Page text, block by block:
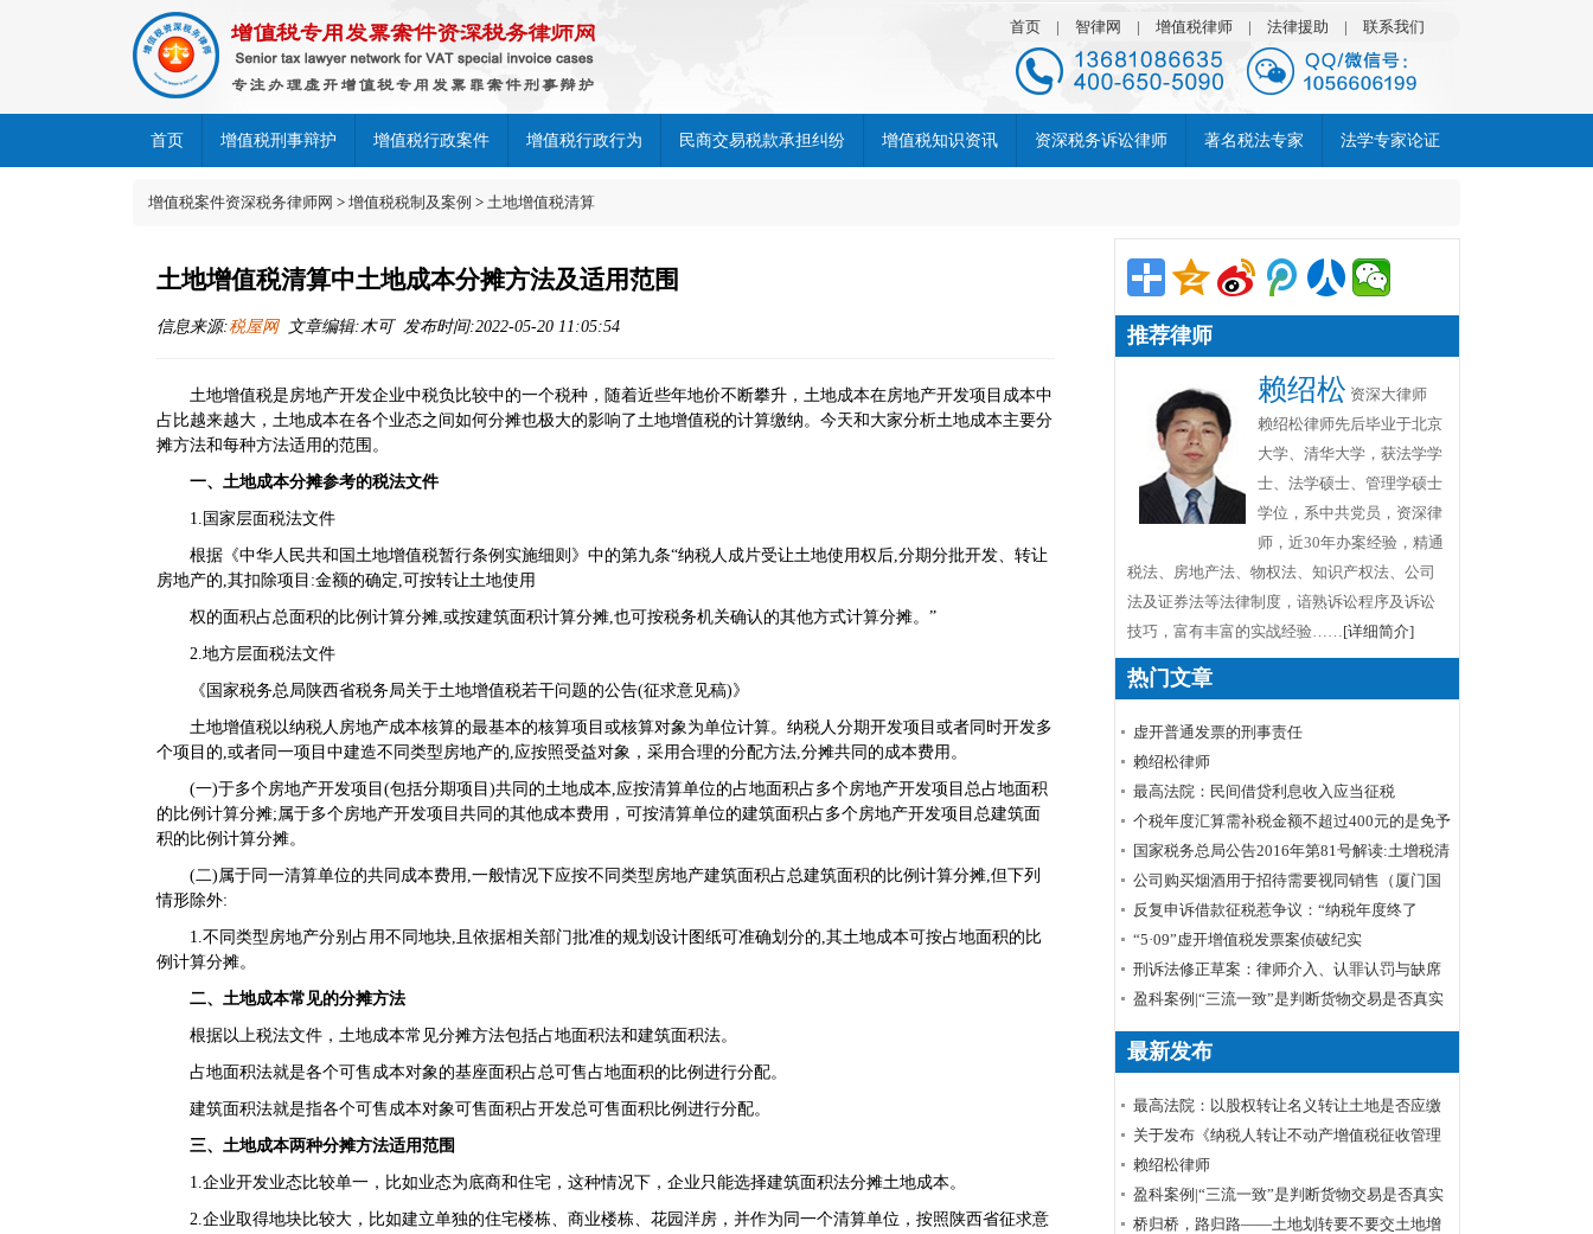
首页 | 智律网 | 增值税律师 | 法律援助 | 联系我们
首页 增值税刑事辩护 增值税行政案件 增值税行政行为 民商交易税款承担纠纷 增值税知识资讯 资深税务诉讼律师 著名税法专家 法学专家论证
增值税案件资深税务律师网 > 增值税税制及案例 > 土地增值税清算
土地增值税清算中土地成本分摊方法及适用范围
信息来源:税屋网文章编辑:木可 发布时间:2022-05-20 11:05:54
土地增值税是房地产开发企业中税负比较中的一个税种，随着近些年地价不断攀升，土地成本在房地产开发项目成本中
占比越来越大，土地成本在各个业态之间如何分摊也极大的影响了土地增值税的计算缴纳。今天和大家分析土地成本主要分
摊方法和每种方法适用的范围。
一、土地成本分摊参考的税法文件
1.国家层面税法文件
根据《中华人民共和国土地增值税暂行条例实施细则 》中的第九条“纳税人成片受让土地使用权后,分期分批开发、转让
房地产的,其扣除项目:金额的确定,可按转让土地使用
权的面积占总面积的比例计算分摊,或按建筑面积计算分摊,也可按税务机关确认的其他方式计算分摊。”
2.地方层面税法文件
《 国家税务总局陕西省税务局关于土地增值税若干问题的公告(征求意见稿)》
土地增值税以纳税人房地产成本核算的最基本的核算项目或核算对象为单位计算。纳税人分期开发项目或者同时开发多
个项目的,或者同一项目中建造不同类型房地产的,应按照受益对象，采用合理的分配方法,分摊共同的成本费用。
(一)于多个房地产开发项目(包括分期项目)共同的土地成本,应按清算单位的占地面积占多个房地产开发项目总占地面积
的比例计算分摊;属于多个房地产开发项目共同的其他成本费用，可按清算单位的建筑面积占多个房地产开发项目总建筑面
积的比例计算分摊。
(二)属于同一清算单位的共同成本费用,一般情况下应按不同类型房地产建筑面积占总建筑面积的比例计算分摊,但下列
情形除外:
1.不同类型房地产分别占用不同地块,且依据相关部门批准的规划设计图纸可准确划分的,其土地成本可按占地面积的比
例计算分摊。
二、土地成本常见的分摊方法
根据以上税法文件，土地成本常见分摊方法包括占地面积法和建筑面积法。
占地面积法就是各个可售成本对象的基座面积占总可售占地面积的比例进行分配。
建筑面积法就是指各个可售成本对象可售面积占开发总可售面积比例进行分配。
三、土地成本两种分摊方法适用范围
1.企业开发业态比较单一，比如业态为底商和住宅，这种情况下，企业只能选择建筑面积法分摊土地成本。
2.企业取得地块比较大，比如建立单独的住宅楼栋、商业楼栋、花园洋房，并作为同一个清算单位，按照陕西省征求意
推荐律师
赖绍松 资深大律师
赖绍松律师先后毕业于北京
大学、清华大学，获法学学
士、法学硕士、管理学硕士
学位，系中共党员，资深律
师，近30年办案经验，精通
税法、房地产法、物权法、知识产权法、公司
法及证券法等法律制度，谙熟诉讼程序及诉讼
技巧，富有丰富的实战经验……[详细简介]
热门文章
虚开普通发票的刑事责任
赖绍松律师
最高法院：民间借贷利息收入应当征税
个税年度汇算需补税金额不超过400元的是免予
申报还是免予补缴
国家税务总局公告2016年第81号解读:土增税清
算 所得税退还
公司购买烟酒用于招待需要视同销售（厦门国
税口径）
反复申诉借款征税惹争议：“纳税年度终了
后”如何理解
“5·09”虚开增值税发票案侦破纪实
刑诉法修正草案：律师介入、认罪认罚与缺席
审判
盈科案例|“三流一致”是判断货物交易是否真实
的标准——周甲虚开增值税专用发票罪案公诉
机关撤诉结案
最新发布
最高法院：以股权转让名义转让土地是否应缴
纳土地增值税？
关于发布《纳税人转让不动产增值税征收管理
暂行办法》的公告
赖绍松律师
盈科案例|“三流一致”是判断货物交易是否真实
的标准——周甲虚开增值税专用发票罪案公诉
桥归桥，路归路——土地划转要不要交土地增